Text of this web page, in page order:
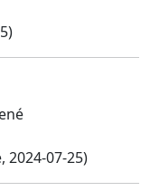
2024-07-25)